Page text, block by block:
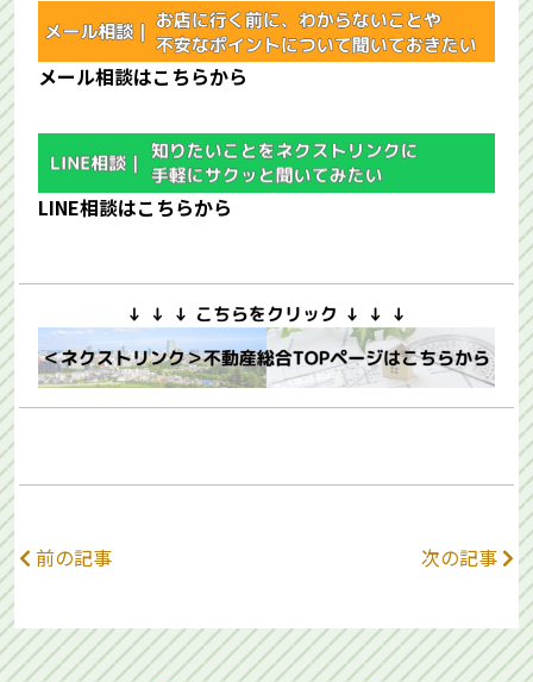
メール相談はこちらから
LINE相談はこちらから
前の記事 次の記事